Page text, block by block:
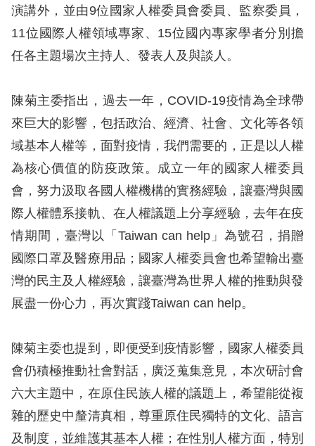
庫
無
快
捷
鍵
選
擇
語
回
首
頁
演講外，並由9位國家人權委員會委員、監察委員，
11位國際人權領域專家、15位國內專家學者分別擔
任各主題場次主持人、發表人及與談人。
陳菊主委指出，過去一年，COVID-19疫情為全球帶
來巨大的影響，包括政治、經濟、社會、文化等各領
域基本人權等，面對疫情，我們需要的，正是以人權
為核心價值的防疫政策。成立一年的國家人權委員
會，努力汲取各國人權機構的實務經驗，讓臺灣與國
際人權體系接軌、在人權議題上分享經驗，去年在疫
情期間，臺灣以「Taiwan can help」為號召，捐贈
國際口罩及醫療用品；國家人權委員會也希望輸出臺
灣的民主及人權經驗，讓臺灣為世界人權的推動與發
展盡一份心力，再次實踐Taiwan can help。
陳菊主委也提到，即便受到疫情影響，國家人權委員
會仍積極推動社會對話，廣泛蒐集意見，本次研討會
六大主題中，在原住民族人權的議題上，希望能從複
雜的歷史中釐清真相，尊重原住民獨特的文化、語言
及制度，並維護其基本人權；在性別人權方面，特別